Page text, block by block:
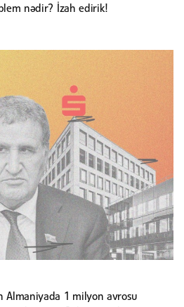
nədir? İzah edirik!
Almaniyada 1 milyon avrosu